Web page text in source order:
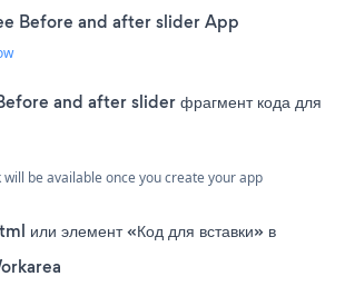
Before and after slider App
and after slider фрагмент кода для
will be available once you create your app
или элемент «Код для вставки» в